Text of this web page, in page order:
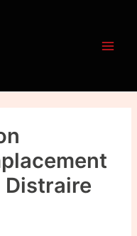
Distraire